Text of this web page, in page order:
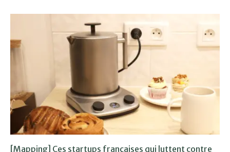
[Mapping] Ces startups françaises qui luttent contre